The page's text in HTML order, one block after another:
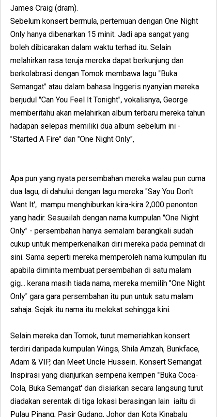
James Craig (dram).
Sebelum konsert bermula, pertemuan dengan One Night
Only hanya dibenarkan 15 minit. Jadi apa sangat yang
boleh dibicarakan dalam waktu terhad itu. Selain
melahirkan rasa teruja mereka dapat berkunjung dan
berkolabrasi dengan Tomok membawa lagu "Buka
Semangat" atau dalam bahasa Inggeris nyanyian mereka
berjudul "Can You Feel It Tonight", vokalisnya, George
memberitahu akan melahirkan album terbaru mereka tahun
hadapan selepas memiliki dua album sebelum ini -
"Started A Fire" dan "One Night Only",
Apa pun yang nyata persembahan mereka walau pun cuma
dua lagu, di dahului dengan lagu mereka "Say You Don't
Want It', mampu menghiburkan kira-kira 2,000 penonton
yang hadir. Sesuailah dengan nama kumpulan "One Night
Only" - persembahan hanya semalam barangkali sudah
cukup untuk memperkenalkan diri mereka pada peminat di
sini. Sama seperti mereka memperoleh nama kumpulan itu
apabila diminta membuat persembahan di satu malam
gig... kerana masih tiada nama, mereka memilih "One Night
Only" gara gara persembahan itu pun untuk satu malam
sahaja. Sejak itu nama itu melekat sehingga kini.
Selain mereka dan Tomok, turut memeriahkan konsert
terdiri daripada kumpulan Wings, Shila Amzah, Bunkface,
Adam & VIP, dan Meet Uncle Hussein. Konsert Semangat
Inspirasi yang dianjurkan sempena kempen "Buka Coca-
Cola, Buka Semangat' dan disiarkan secara langsung turut
diadakan serentak di tiga lokasi berasingan lain iaitu di
Pulau Pinang, Pasir Gudang, Johor dan Kota Kinabalu